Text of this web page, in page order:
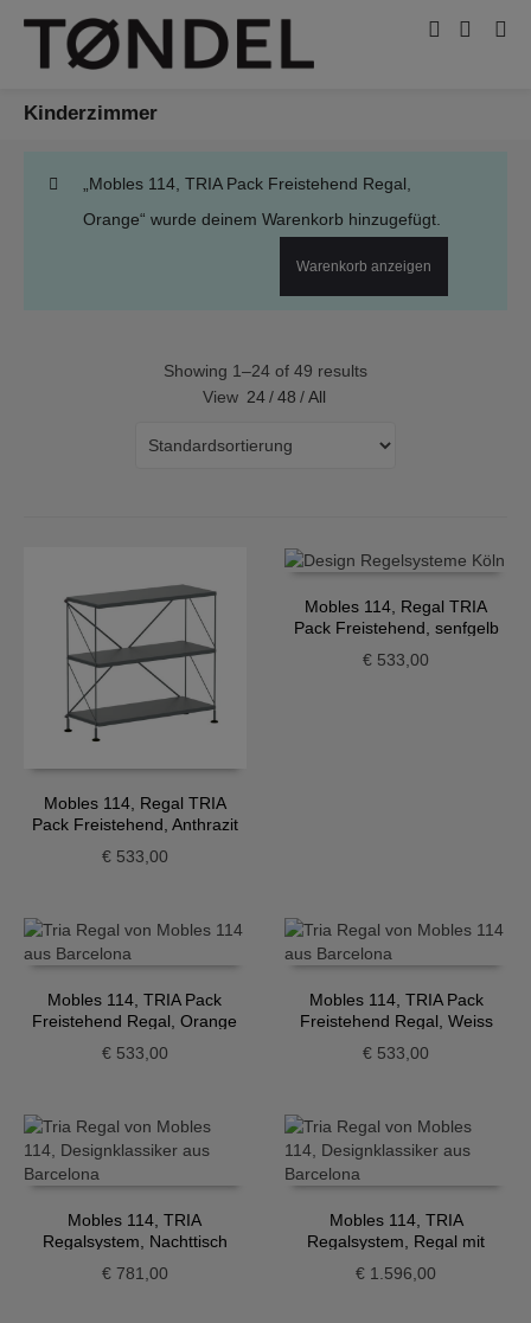
Kinderzimmer
„Mobles 114, TRIA Pack Freistehend Regal,
Orange“ wurde deinem Warenkorb hinzugefügt.
Warenkorb anzeigen
Showing 1–24 of 49 results
View 24 / 48 / All
Mobles 114, Regal TRIA
Pack Freistehend, Anthrazit
€533,00
Mobles 114, Regal TRIA
Pack Freistehend, senfgelb
€ 533,00
Mobles 114, TRIA Pack
Freistehend Regal, Orange
€533,00
Mobles 114, TRIA Pack
Freistehend Regal, Weiss
€ 533,00
Mobles 114, TRIA
Regalsystem, Nachttisch
€781,00
Mobles 114, TRIA
Regalsystem, Regal mit
€ 1.596,00